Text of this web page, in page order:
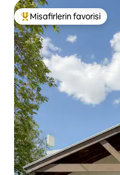
Misafirlerin favorilerinden
Misafirlerin favorisi